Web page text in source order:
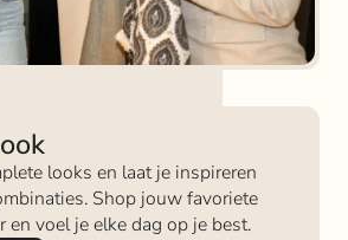
looks en laat je inspireren
Shop jouw favoriete
en voel je elke dag op je best.